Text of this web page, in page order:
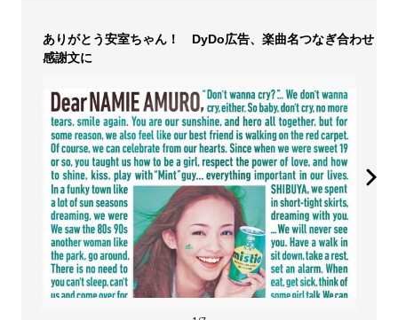
ありがとう安室ちゃん！ DyDo広告、楽曲名つなぎ合わせ
感謝文に